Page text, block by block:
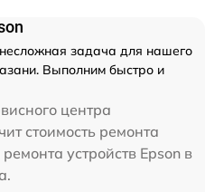
задача для нашего
Выполним быстро и
центра
стоимость ремонта
устройств Epson в